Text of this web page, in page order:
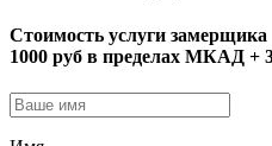
Стоимость услуги замерщика
1000 руб в пределах МКАД